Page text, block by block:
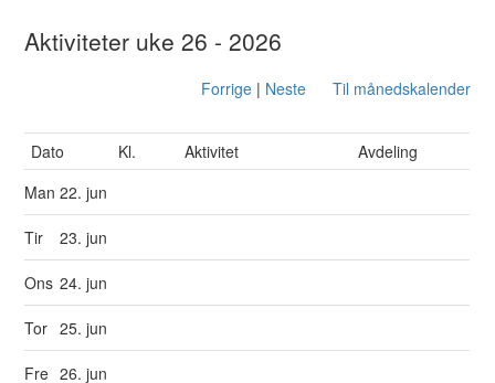
Aktiviteter uke 26 - 2026
Forrige| Neste Til månedskalender
Dato Kl. Aktivitet
Avdeling
Man22. jun
Tir 23. jun
Ons 24. jun
Tor 25. jun
Fre 26. jun